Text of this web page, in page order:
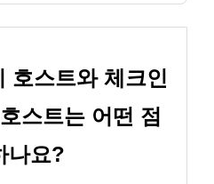
호스트와 체크인
스트는 어떤 점
나요?